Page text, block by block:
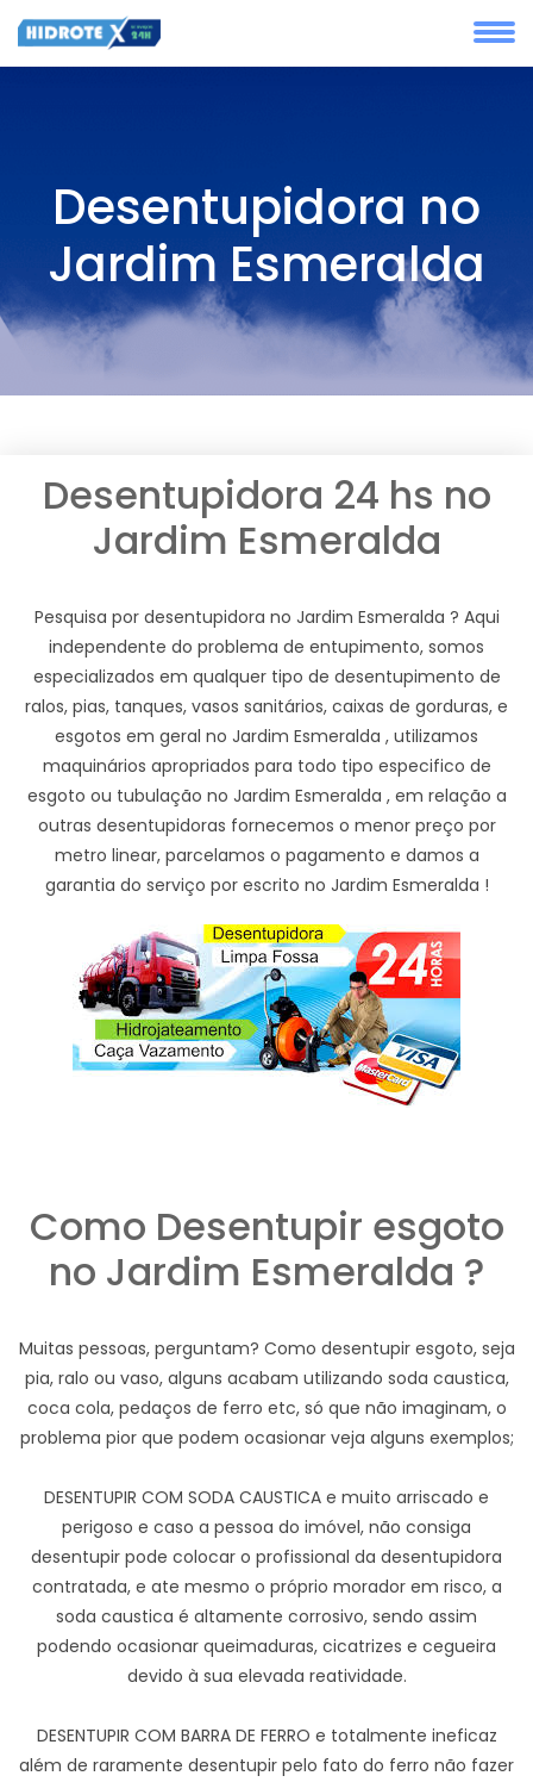
Desentupidora no
Jardim Esmeralda
Desentupidora 24 hs no
Jardim Esmeralda
Pesquisa por desentupidora no Jardim Esmeralda ? Aqui
independente do problema de entupimento, somos
especializados em qualquer tipo de desentupimento de
ralos, pias, tanques, vasos sanitários, caixas de gorduras, e
esgotos em geral no Jardim Esmeralda , utilizamos
maquinários apropriados para todo tipo especifico de
esgoto ou tubulação no Jardim Esmeralda , em relação a
outras desentupidoras fornecemos o menor preço por
metro linear, parcelamos o pagamento e damos a
garantia do serviço por escrito no Jardim Esmeralda !
Como Desentupir esgoto
no Jardim Esmeralda ?
Muitas pessoas, perguntam? Como desentupir esgoto, seja
pia, ralo ou vaso, alguns acabam utilizando soda caustica,
coca cola, pedaços de ferro etc, só que não imaginam, o
problema pior que podem ocasionar veja alguns exemplos;
DESENTUPIR COM SODA CAUSTICA e muito arriscado e
perigoso e caso a pessoa do imóvel, não consiga
desentupir pode colocar o profissional da desentupidora
contratada, e ate mesmo o próprio morador em risco, a
soda caustica é altamente corrosivo, sendo assim
podendo ocasionar queimaduras, cicatrizes e cegueira
devido à sua elevada reatividade.
DESENTUPIR COM BARRA DE FERRO e totalmente ineficaz
além de raramente desentupir pelo fato do ferro não fazer